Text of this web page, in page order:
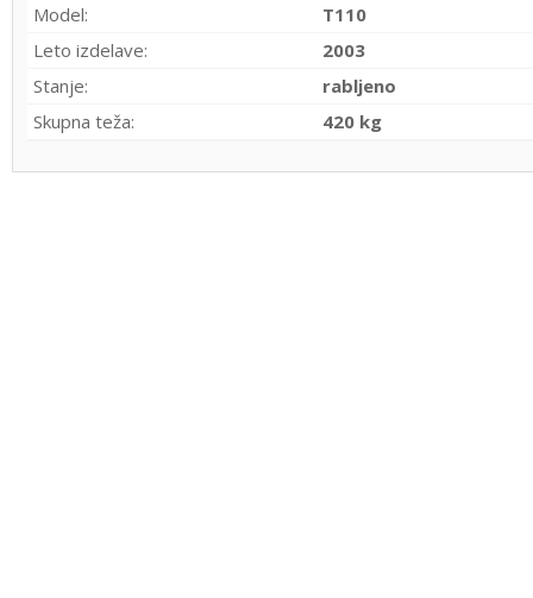
Model:
T110
Leto izdelave:
2003
Stanje:
rabljeno
Skupna teža:
420 kg